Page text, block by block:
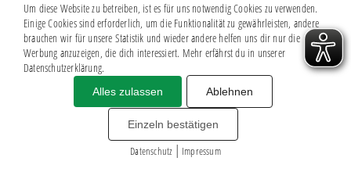
Impressum|Datenschutz
BSG CHEMIE LEIPZIG © 2026
MITGLIEDERZAHL: 2.816
webdesign by3W
Um diese Website zu betreiben, ist es für uns notwendig Cookies zu verwenden.
Einige Cookies sind erforderlich, um die Funktionalität zu gewährleisten, andere
brauchen wir für unsere Statistik und wieder andere helfen uns dir nur die
Werbung anzuzeigen, die dich interessiert. Mehr erfährst du in unserer
Datenschutzerklärung.
Alles zulassen Ablehnen
Einzeln bestätigen
Datenschutz | Impressum